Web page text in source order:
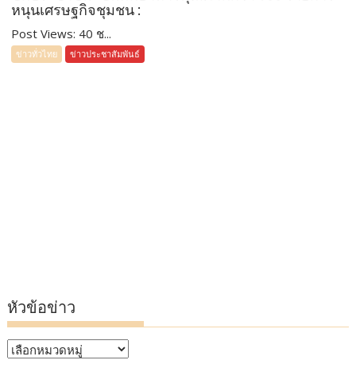
หนุนเศรษฐกิจชุมชน :
Post Views: 40 ช...
ข่าวทั่วไทย ข่าวประชาสัมพันธ์
หัวข้อข่าว
หัวข้อ